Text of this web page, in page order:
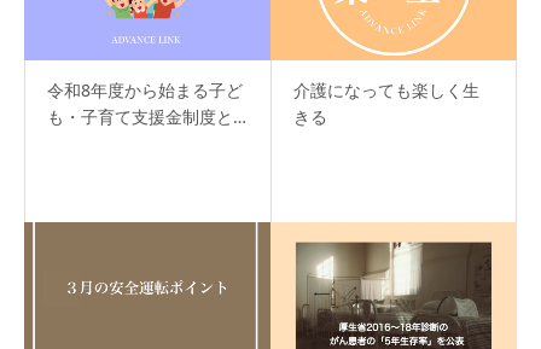
令和8年度から始まる子ど
も・子育て支援金制度と…
介護になっても楽しく生
きる